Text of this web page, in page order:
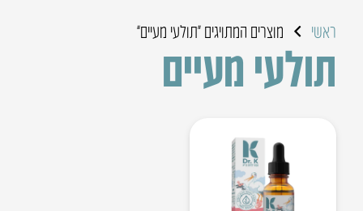
ראשי מוצרים המתויגים “תולעי מעיים”
תולעי מעיים